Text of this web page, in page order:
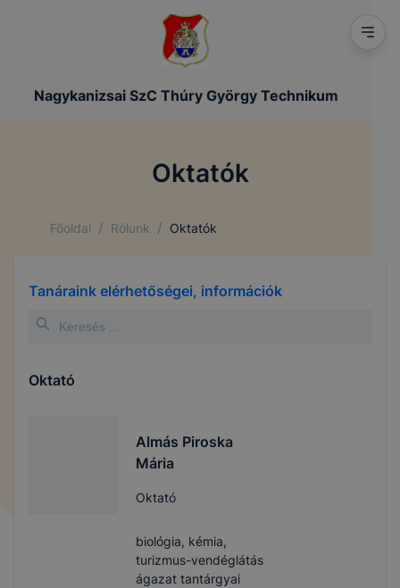
Nagykanizsai SzC Thúry György Technikum
Oktatók
Főoldal / Rólunk / Oktatók
Tanáraink elérhetőségei, információk
Oktató
Almás Piroska
Mária
Oktató
biológia, kémia,
turizmus-vendéglátás
ágazat tantárgyai